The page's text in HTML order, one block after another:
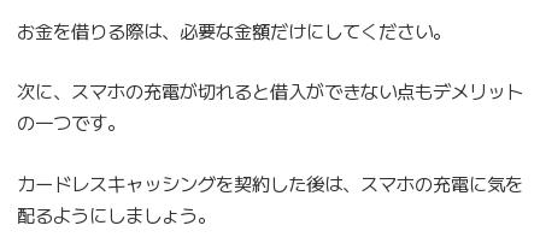
お金を借りる際は、必要な金額だけにしてください。
次に、スマホの充電が切れると借入ができない点もデメリット
の一つです。
カードレスキャッシングを契約した後は、スマホの充電に気を
配るようにしましょう。